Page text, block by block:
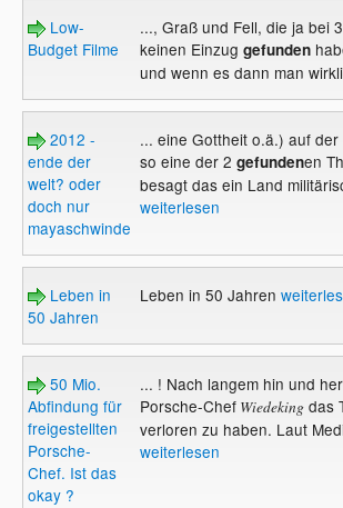
Low-
Budget Filme
..., Graß und Fell, die ja bei
keinen Einzug gefunden
und wenn es dann man
2012 -
ende der
welt? oder
doch nur
mayaschwindel?
... eine Gottheit o.ä.) auf
so eine der 2 gefundenen
besagt das ein Land
weiterlesen
Leben in
50 Jahren
Leben in 50 Jahren
50 Mio.
Abfindung für
freigestellten
Porsche-
Chef. Ist das
okay ?
... ! Nach langem hin und
Porsche-ChefWiedekingdas
verloren zu haben. Laut
weiterlesen